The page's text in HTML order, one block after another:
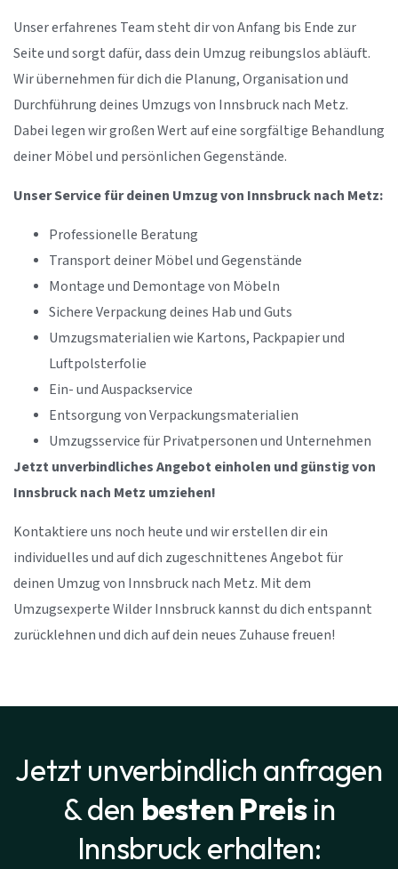
Unser erfahrenes Team steht dir von Anfang bis Ende zur
Seite und sorgt dafür, dass dein Umzug reibungslos abläuft.
Wir übernehmen für dich die Planung, Organisation und
Durchführung deines Umzugs von Innsbruck nach Metz.
Dabei legen wir großen Wert auf eine sorgfältige Behandlung
deiner Möbel und persönlichen Gegenstände.
Unser Service für deinen Umzug von Innsbruck nach Metz:
Professionelle Beratung
Transport deiner Möbel und Gegenstände
Montage und Demontage von Möbeln
Sichere Verpackung deines Hab und Guts
Umzugsmaterialien wie Kartons, Packpapier und
Luftpolsterfolie
Ein- und Auspackservice
Entsorgung von Verpackungsmaterialien
Umzugsservice für Privatpersonen und Unternehmen
Jetzt unverbindliches Angebot einholen und günstig von
Innsbruck nach Metz umziehen!
Kontaktiere uns noch heute und wir erstellen dir ein
individuelles und auf dich zugeschnittenes Angebot für
deinen Umzug von Innsbruck nach Metz. Mit dem
Umzugsexperte Wilder Innsbruck kannst du dich entspannt
zurücklehnen und dich auf dein neues Zuhause freuen!
Jetzt unverbindlich anfragen
& den besten Preisin
Innsbruck erhalten: